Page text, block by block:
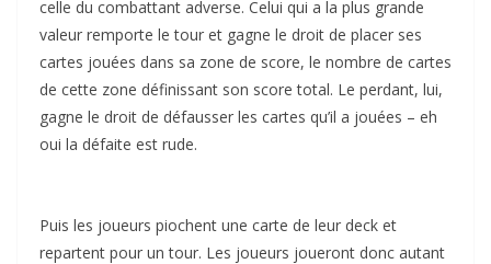
celle du combattant adverse. Celui qui a la plus grande
valeur remporte le tour et gagne le droit de placer ses
cartes jouées dans sa zone de score, le nombre de cartes
de cette zone définissant son score total. Le perdant, lui,
gagne le droit de défausser les cartes qu’il a jouées – eh
oui la défaite est rude.
Puis les joueurs piochent une carte de leur deck et
repartent pour un tour. Les joueurs joueront donc autant